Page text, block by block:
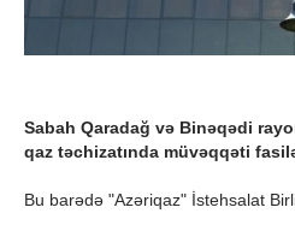
Sabah Qaradağ və Binəqədi
qaz təchizatında müvəqqəti
Bu barədə "Azəriqaz" İstehsalat